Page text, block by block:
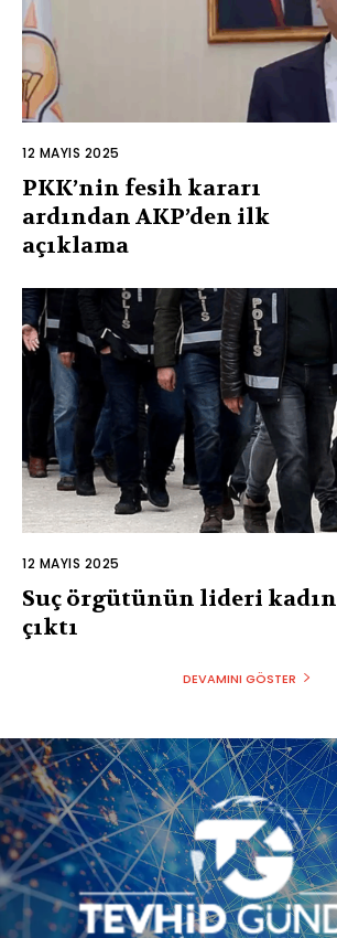
12 MAYIS 2025
PKK’nin fesih kararı
ardından AKP’den ilk
açıklama
12 MAYIS 2025
Suç örgütünün lideri kadın
çıktı
DEVAMINI GÖSTER